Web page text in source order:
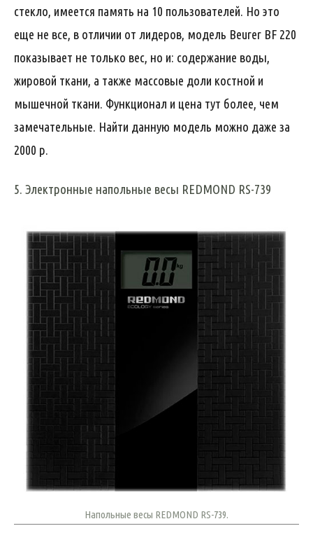
стекло, имеется память на 10 пользователей. Но это
еще не все, в отличии от лидеров, модель Beurer BF 220
показывает не только вес, но и: содержание воды,
жировой ткани, а также массовые доли костной и
мышечной ткани. Функционал и цена тут более, чем
замечательные. Найти данную модель можно даже за
2000 р.
5. Электронные напольные весы REDMOND RS-739
Напольные весы REDMOND RS-739.